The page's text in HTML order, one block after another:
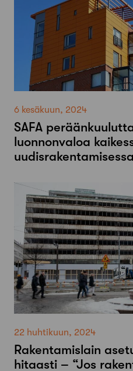
6 kesäkuun, 2024
SAFA
luonnonvaloa
uudisrakentamisessa
22 huhtikuun, 2024
Rakentamislain
hitaasti – “Jos